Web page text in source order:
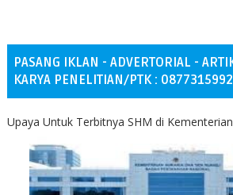
PASANG IKLAN - ADVERTORIAL -
KARYA PENELITIAN/PTK :
Upaya Untuk Terbitnya SHM di